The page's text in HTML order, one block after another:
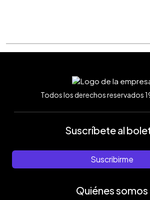
Todos los derechos reservados
Suscríbete al
Suscribirme
Quiénes somos